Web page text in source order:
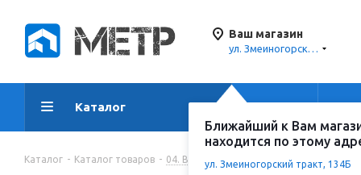
Ваш магазин
ул. Змеиногорский тракт, 134Б
Ближайший к Вам
находится по этому
ул. Змеиногорский тракт, 134Б
Каталог Акции
Каталог - Каталог товаров - 04. ВНУТРЕННЯЯ ОТДЕЛКА Ленты